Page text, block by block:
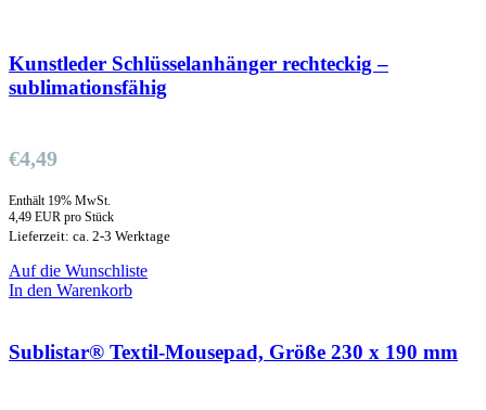
Kunstleder Schlüsselanhänger rechteckig –
sublimationsfähig
€4,49
Enthält 19% MwSt.
4,49 EUR pro Stück
Lieferzeit: ca. 2-3 Werktage
Auf die Wunschliste
In den Warenkorb
Sublistar® Textil-Mousepad, Größe 230 x 190 mm